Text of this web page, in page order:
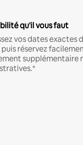
qu'il vous faut
vos dates exactes
réservez
supplémentaire